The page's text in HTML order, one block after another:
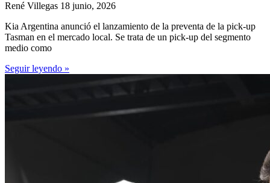
René Villegas 18 junio, 2026
Kia Argentina anunció el lanzamiento de la preventa de la pick-up
Tasman en el mercado local. Se trata de un pick-up del segmento
medio como
Seguir leyendo »